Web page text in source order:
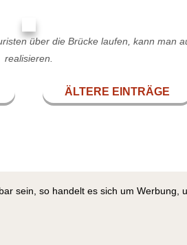
über die Brücke laufen, kann man
realisieren.
ÄLTERE EINTRÄGE
sein, so handelt es sich um Werbung,